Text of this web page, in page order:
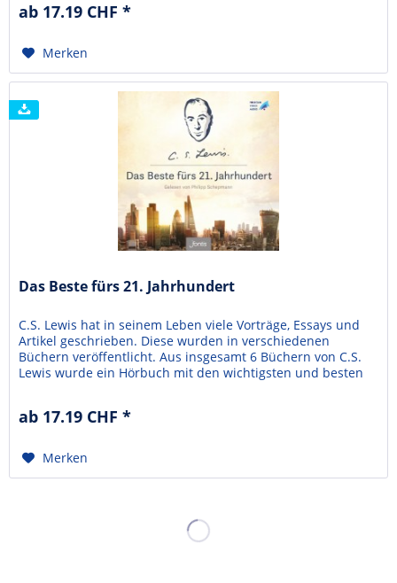
Vater nicht wirklich. Kann es sein, dass...
ab 17.19 CHF *
Merken
Das Beste fürs 21. Jahrhundert
C.S. Lewis hat in seinem Leben viele Vorträge, Essays und
Artikel geschrieben. Diese wurden in verschiedenen
Büchern veröffentlicht. Aus insgesamt 6 Büchern von C.S.
Lewis wurde ein Hörbuch mit den wichtigsten und besten
21. Jahrhundert zu transportieren. C.S.Lewis hat...
ab 17.19 CHF *
Merken